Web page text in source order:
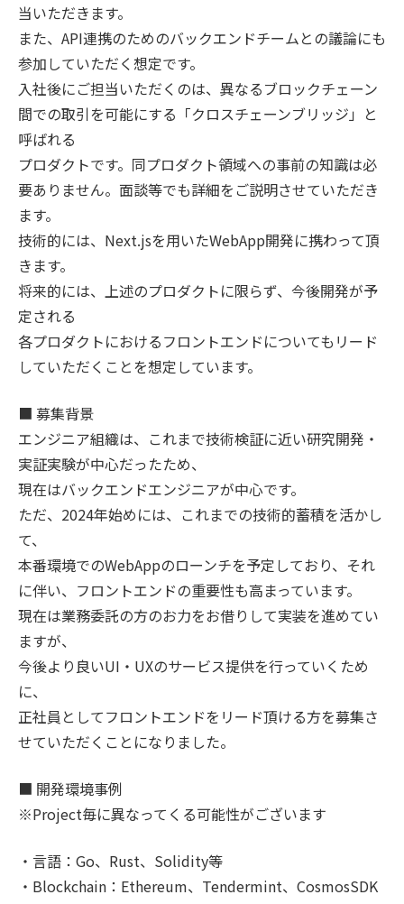
当いただきます。
また、API連携のためのバックエンドチームとの議論にも
参加していただく想定です。
入社後にご担当いただくのは、異なるブロックチェーン
間での取引を可能にする「クロスチェーンブリッジ」と
呼ばれる
プロダクトです。同プロダクト領域への事前の知識は必
要ありません。面談等でも詳細をご説明させていただき
ます。
技術的には、Next.jsを用いたWebApp開発に携わって頂
きます。
将来的には、上述のプロダクトに限らず、今後開発が予
定される
各プロダクトにおけるフロントエンドについてもリード
していただくことを想定しています。
■ 募集背景
エンジニア組織は、これまで技術検証に近い研究開発・
実証実験が中心だったため、
現在はバックエンドエンジニアが中心です。
ただ、2024年始めには、これまでの技術的蓄積を活かし
て、
本番環境でのWebAppのローンチを予定しており、それ
に伴い、フロントエンドの重要性も高まっています。
現在は業務委託の方のお力をお借りして実装を進めてい
ますが、
今後より良いUI・UXのサービス提供を行っていくため
に、
正社員としてフロントエンドをリード頂ける方を募集さ
せていただくことになりました。
■ 開発環境事例
※Project毎に異なってくる可能性がございます
・言語：Go、Rust、Solidity等
・Blockchain：Ethereum、Tendermint、CosmosSDK